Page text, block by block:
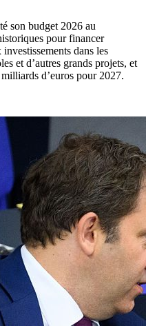
son budget 2026 au
pour financer
dans les
et d’autres grands projets, et
d’euros pour 2027.